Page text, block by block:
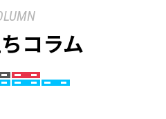
コラム